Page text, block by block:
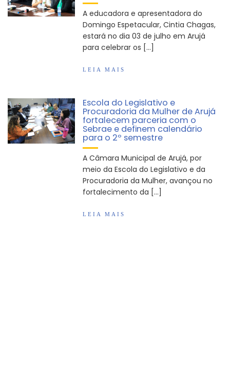
A educadora e apresentadora do
Domingo Espetacular, Cintia Chagas,
estará no dia 03 de julho em Arujá
para celebrar os […]
LEIA MAIS
Escola do Legislativo e
Procuradoria da Mulher de Arujá
fortalecem parceria com o
Sebrae e definem calendário
para o 2º semestre
A Câmara Municipal de Arujá, por
meio da Escola do Legislativo e da
Procuradoria da Mulher, avançou no
fortalecimento da […]
LEIA MAIS